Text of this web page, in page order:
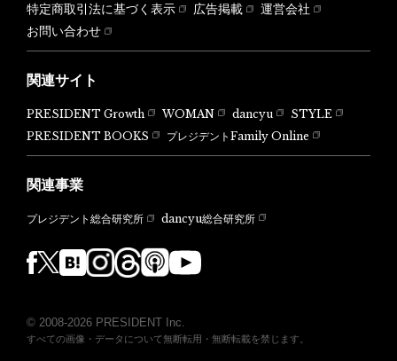
特定商取引法に基づく表示
広告掲載
運営会社
お問い合わせ
関連サイト
PRESIDENT Growth WOMAN dancyu
STYLE
PRESIDENT BOOKS
プレジデントFamily Online
関連事業
プレジデント総合研究所 dancyu総合研究所
© 2008-2026 PRESIDENT Inc.
すべての画像・データについて無断転用・無断転載を禁じます。